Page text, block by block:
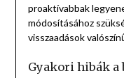
proaktívabbak
módosításához
visszaadások
Gyakori hibák a